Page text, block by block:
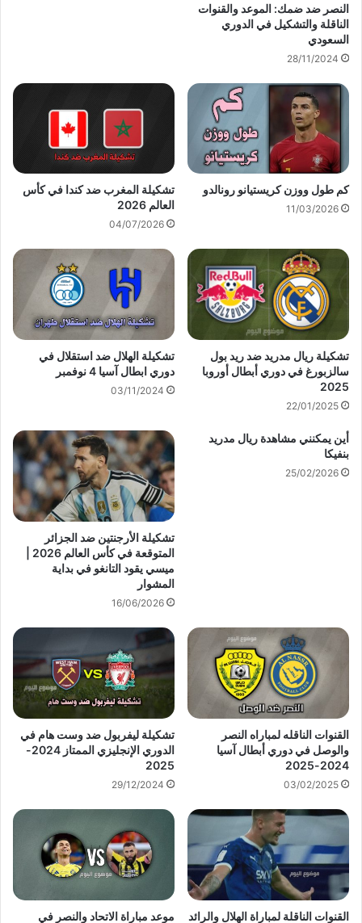
النصر ضد ضمك: الموعد والقنوات
الناقلة والتشكيل في الدوري
السعودي
28/11/2024
كم طول ووزن كريستيانو رونالدو
11/03/2026
تشكيلة المغرب ضد كندا في كأس
العالم 2026
04/07/2026
تشكيلة ريال مدريد ضد ريد بول
سالزبورغ في دوري أبطال أوروبا
2025
22/01/2025
تشكيلة الهلال ضد استقلال في
دوري ابطال آسيا 4 نوفمبر
03/11/2024
أين يمكنني مشاهدة ‎ريال مدريد
بنفيكا
25/02/2026
تشكيلة الأرجنتين ضد الجزائر
ميسي يقود التانغو في بداية
المشوار
16/06/2026
القنوات الناقله لمباراه النصر
والوصل في دوري أبطال آسيا
2024-2025
03/02/2025
تشكيلة ليفربول ضد وست هام في
الدوري الإنجليزي الممتاز 2024-
2025
29/12/2024
القنوات الناقلة لمباراة الهلال والرائد موعد مباراة الاتحاد والنصر في